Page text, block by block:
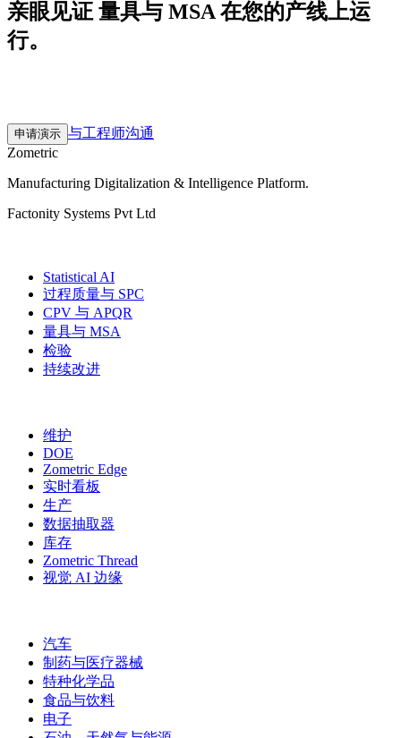
亲眼见证 量具与 MSA 在您的产线上运
行。
申请演示 与工程师沟通
Zometric
Manufacturing Digitalization & Intelligence Platform.
Factonity Systems Pvt Ltd
Statistical AI
过程质量与 SPC
CPV 与 APQR
量具与 MSA
检验
持续改进
维护
DOE
Zometric Edge
实时看板
生产
数据抽取器
库存
Zometric Thread
视觉 AI 边缘
汽车
制药与医疗器械
特种化学品
食品与饮料
电子